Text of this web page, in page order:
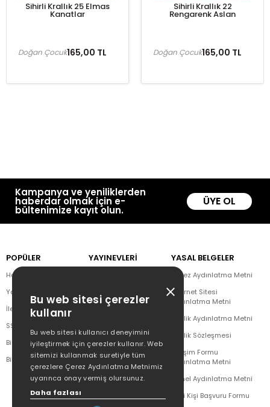
Sihirli Krallık 25 Elmas
Kanatlar
165,00 TL
Doğan Çocuk
Sihirli Krallık 22
Rengarenk Aslan
165,00 TL
Doğan Çocuk
Kampanya ve yeniliklerden
haberdar olmak için e-
bültenimize kayıt olun.
ÜYE OL
POPÜLER
Hakkımızda
Yazar Listesi
İletişim
SSS
Bizden Haberler
Bilgi Toplumu Hizmetleri
YAYINEVLERİ
Doğan Novus
Dex Kitap
Doğan Çocuk
YASAL BELGELER
Çerez Aydınlatma Metni
İnternet Sitesi
Aydınlatma Metni
Üyelik Aydınlatma Metni
Üyelik Sözleşmesi
İletişim Formu
Aydınlatma Metni
Genel Aydınlatma Metni
İlgili Kişi Başvuru Formu
Bu web sitesi çerezler
kullanır
Bu web sitesi kullanıcı deneyimini
iyileştirmek için çerezler kullanır. Web
sitemizi kullanmak suretiyle tüm
çerezlere Çerez Aydınlatma Metnimiz
uyarınca onay vermiş olursunuz.
Daha fazlası